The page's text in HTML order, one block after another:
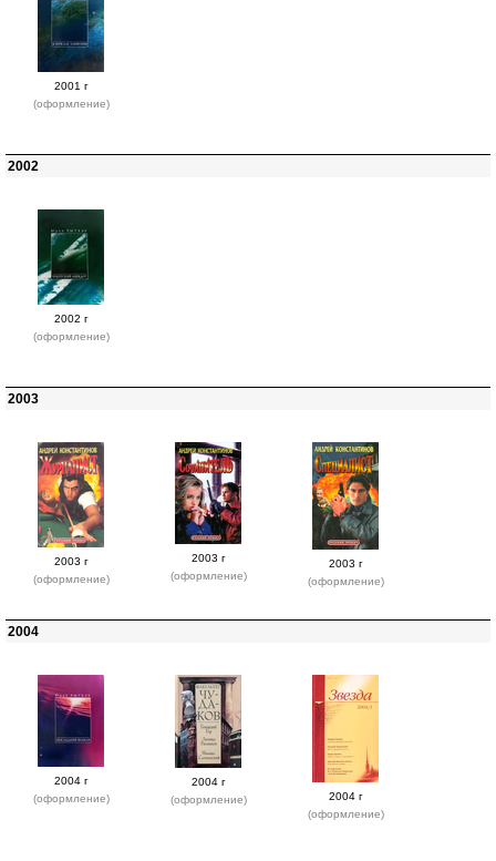
2001 г
(оформление)
2002
2002 г
(оформление)
2003
2003 г
(оформление)
2003 г
(оформление)
2003 г
(оформление)
2004
2004 г
(оформление)
2004 г
(оформление)
2004 г
(оформление)